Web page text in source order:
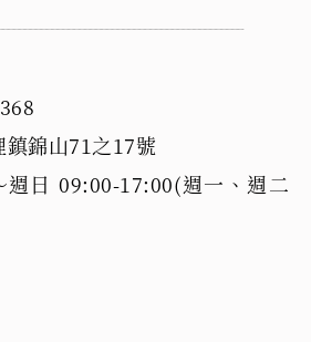
錦山71之17號
週日 09:00-17:00(週一、週二